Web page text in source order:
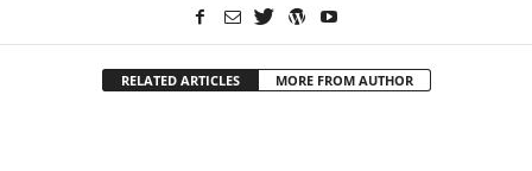
RELATED ARTICLES MORE FROM AUTHOR